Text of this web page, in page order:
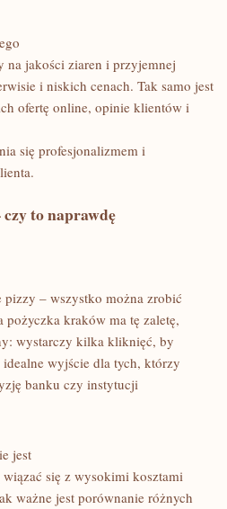
na jakości ziaren i przyjemnej
i niskich cenach. Tak samo jest
ofertę online, opinie klientów i
się profesjonalizmem i
to naprawdę
– wszystko można zrobić
kraków ma tę zaletę,
wystarczy kilka kliknięć, by
wyjście dla tych, którzy
banku czy instytucji
jest
się z wysokimi kosztami
ważne jest porównanie różnych